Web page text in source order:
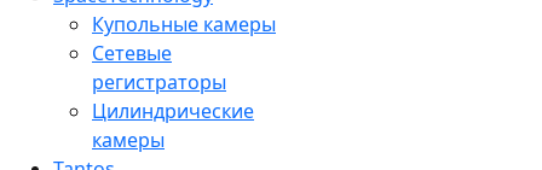
Купольные камеры
Сетевые
регистраторы
Цилиндрические
камеры